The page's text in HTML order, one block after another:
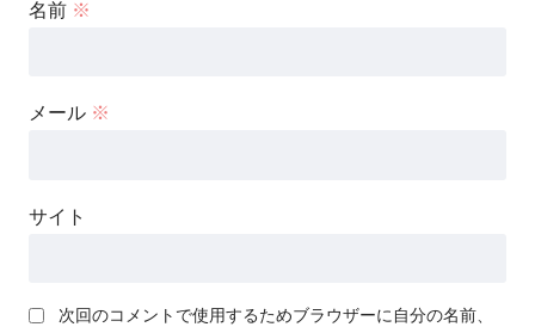
名前 ※
メール ※
サイト
次回のコメントで使用するためブラウザーに自分の名前、